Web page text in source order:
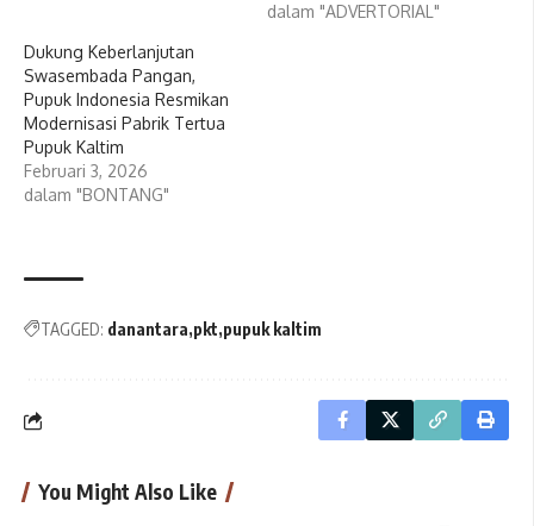
dalam "ADVERTORIAL"
Dukung Keberlanjutan
Swasembada Pangan,
Pupuk Indonesia Resmikan
Modernisasi Pabrik Tertua
Pupuk Kaltim
Februari 3, 2026
dalam "BONTANG"
TAGGED: danantara pkt pupuk kaltim
You Might Also Like